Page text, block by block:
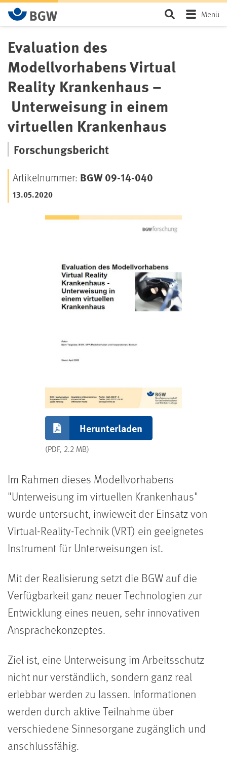
Zum Hauptinhalt springen SeiteMenü
Evaluation des
Modellvorhabens Virtual
Reality Krankenhaus –
Unterweisung in einem
virtuellen Krankenhaus
Forschungsbericht
Artikelnummer: BGW 09-14-040
13.05.2020
Herunterladen
(PDF, 2.2 MB)
Im Rahmen dieses Modellvorhabens
"Unterweisung im virtuellen Krankenhaus"
wurde untersucht, inwieweit der Einsatz von
Virtual-Reality-Technik (VRT) ein geeignetes
Instrument für Unterweisungen ist.
Mit der Realisierung setzt die BGW auf die
Verfügbarkeit ganz neuer Technologien zur
Entwicklung eines neuen, sehr innovativen
Ansprachekonzeptes.
Ziel ist, eine Unterweisung im Arbeitsschutz
nicht nur verständlich, sondern ganz real
erlebbar werden zu lassen. Informationen
werden durch aktive Teilnahme über
verschiedene Sinnesorgane zugänglich und
anschlussfähig.